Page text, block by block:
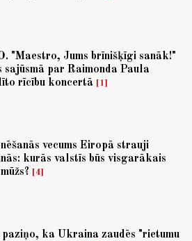
"Maestro, Jums brīnišķīgi sanāk!"
sajūsmā par Raimonda Paula
rīcību koncertā
1
vecums Eiropā strauji
kurās valstīs būs visgarākais
4
paziņo, ka Ukraina zaudēs "rietumu